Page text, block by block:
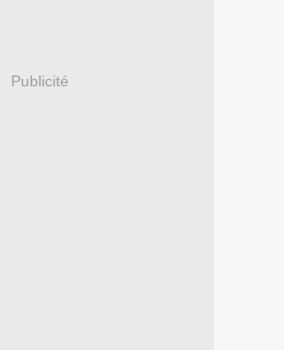
Publicité